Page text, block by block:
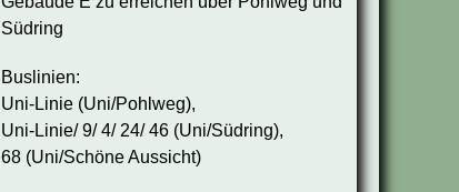
Südring
Buslinien:
Uni-Linie (Uni/Pohlweg),
Uni-Linie/ 9/ 4/ 24/ 46 (Uni/Südring),
68 (Uni/Schöne Aussicht)